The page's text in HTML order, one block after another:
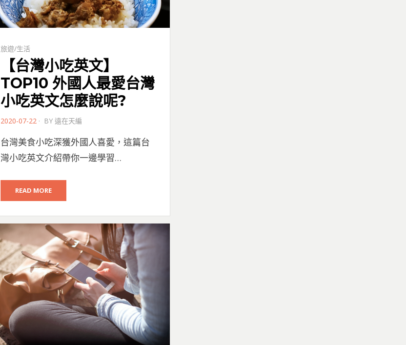
旅遊/生活
【台灣小吃英文】
TOP10 外國人最愛台灣
小吃英文怎麼說呢?
POSTED
2020-07-22 BY 遠在天編
台灣美食小吃深獲外國人喜愛，這篇台
灣小吃英文介紹帶你一邊學習…
READ MORE